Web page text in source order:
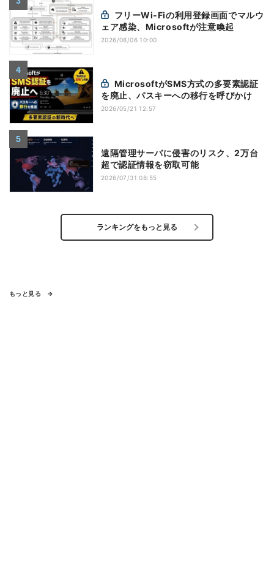
ェア感染、Microsoftが注意喚起
2026/08/06 10:00
を廃止、パスキーへの移行を呼びかけ
2026/05/21 12:57
遠隔管理サーバに侵害のリスク、2万台
超で認証情報を窃取可能
2026/07/31 08:55
ランキングをもっと見る
もっと見る